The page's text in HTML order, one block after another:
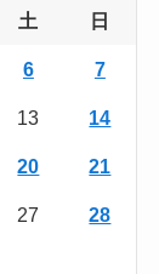
土 日
6 7
13 14
20 21
27 28